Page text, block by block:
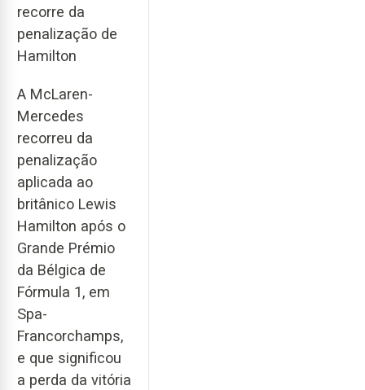
recorre da
penalização de
Hamilton
A McLaren-
Mercedes
recorreu da
penalização
aplicada ao
britânico Lewis
Hamilton após o
Grande Prémio
da Bélgica de
Fórmula 1, em
Spa-
Francorchamps,
e que significou
a perda da vitória